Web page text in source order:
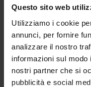
Questo sito web
Utilizziamo i cookie
annunci, per fornire
analizzare il nostro
informazioni sul
nostri partner che si
pubblicità e social
CODICE ART.# 17832
Risparmia
Acquista due
risparmia il
escluse le
check-out.
Informazioni sulla